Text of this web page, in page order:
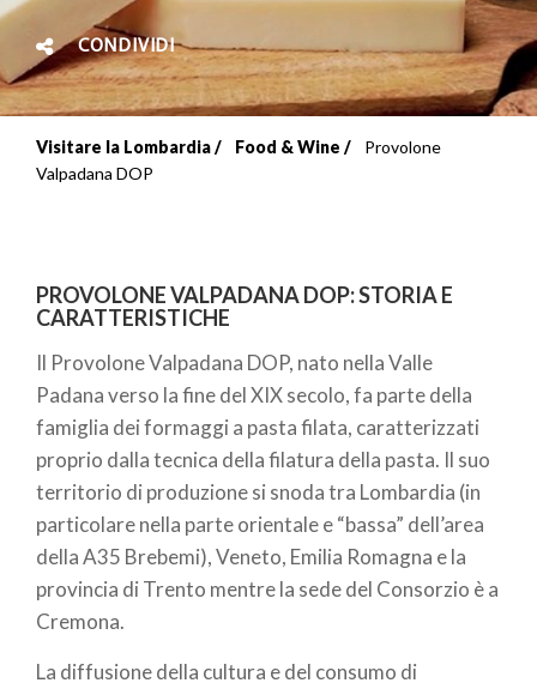
CONDIVIDI
Briciole
pane
Visitare la Lombardia Food & Wine
Provolone
Valpadana DOP
PROVOLONE VALPADANA DOP: STORIA E
CARATTERISTICHE
Il Provolone Valpadana DOP, nato nella Valle
Padana verso la fine del XIX secolo, fa parte della
famiglia dei formaggi a pasta filata, caratterizzati
proprio dalla tecnica della filatura della pasta. Il suo
territorio di produzione si snoda tra Lombardia (in
particolare nella parte orientale e “bassa” dell’area
della A35 Brebemi), Veneto, Emilia Romagna e la
provincia di Trento mentre la sede del Consorzio è a
Cremona.
La diffusione della cultura e del consumo di